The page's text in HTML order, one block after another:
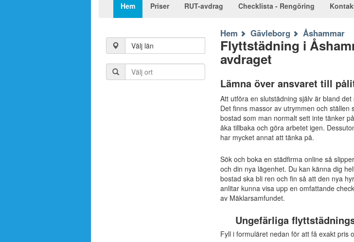
Hem Priser RUT-avdrag Checklista - Rengöring
Välj län
Hem Gävleborg Åshammar
Flyttstädning i
avdraget
Lämna över ansvaret till
Att utföra en slutstädning själv är bland
Det finns massor av utrymmen och
bostad som man normalt sett inte tänker
åka tillbaka och göra arbetet igen.
har mycket annat att tänka på.
Sök och boka en städfirma online så
och din nya lägenhet. Du kan känna dig
bostad ska bli ren och fin så att den nya
anlitar kunna visa upp en omfattande
av Mäklarsamfundet.
Ungefärliga
Fyll i formuläret nedan för att få exakt pris